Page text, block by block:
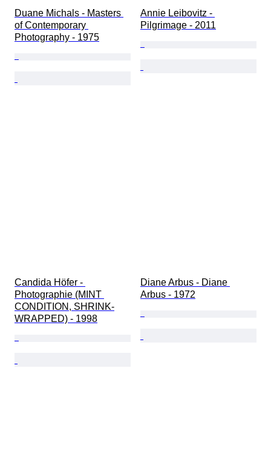
Duane Michals - Masters
of Contemporary
Photography - 1975
Annie Leibovitz -
Pilgrimage - 2011
Candida Höfer -
Photographie (MINT
CONDITION, SHRINK-
WRAPPED) - 1998
Diane Arbus - Diane
Arbus - 1972